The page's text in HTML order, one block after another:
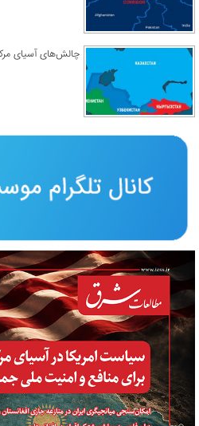
چالش‌های آسیای